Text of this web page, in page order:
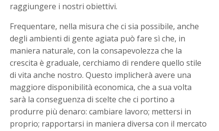
raggiungere i nostri obiettivi.
Frequentare, nella misura che ci sia possibile, anche
degli ambienti di gente agiata può fare sì che, in
maniera naturale, con la consapevolezza che la
crescita è graduale, cerchiamo di rendere quello stile
di vita anche nostro. Questo implicherà avere una
maggiore disponibilità economica, che a sua volta
sarà la conseguenza di scelte che ci portino a
produrre più denaro: cambiare lavoro; mettersi in
proprio; rapportarsi in maniera diversa con il mercato